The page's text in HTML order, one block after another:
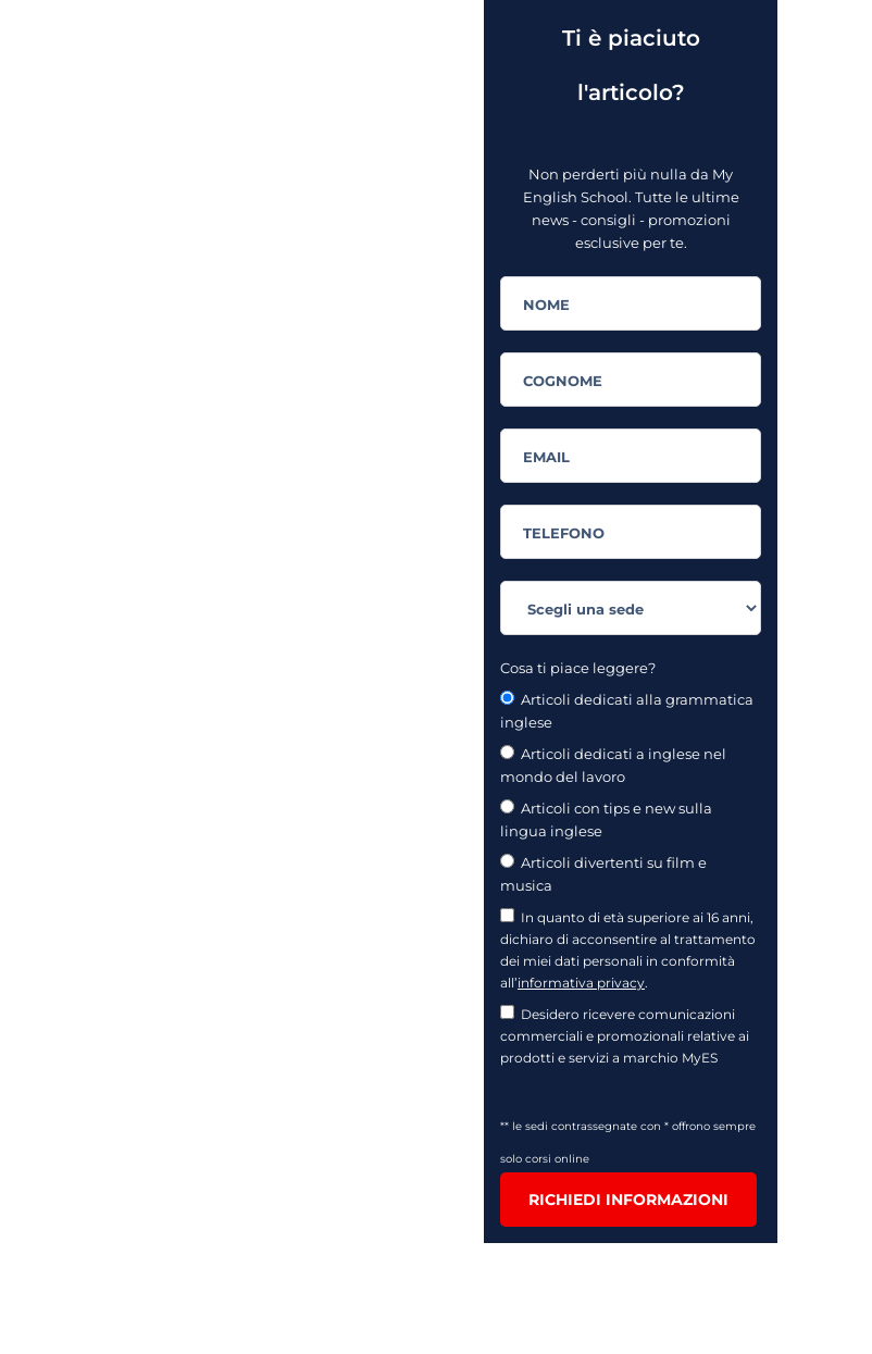
Ti è piaciuto
l'articolo?
Non perderti più nulla da My
English School. Tutte le ultime
news - consigli - promozioni
esclusive per te.
Cosa ti piace leggere?
Articoli dedicati alla grammatica
inglese
Articoli dedicati a inglese nel
mondo del lavoro
Articoli con tips e new sulla
lingua inglese
Articoli divertenti su film e
musica
In quanto di età superiore ai 16 anni,
dichiaro di acconsentire al trattamento
dei miei dati personali in conformità
all’informativa privacy.
Desidero ricevere comunicazioni
commerciali e promozionali relative ai
prodotti e servizi a marchio MyES
** le sedi contrassegnate con * offrono sempre
solo corsi online
RICHIEDI INFORMAZIONI